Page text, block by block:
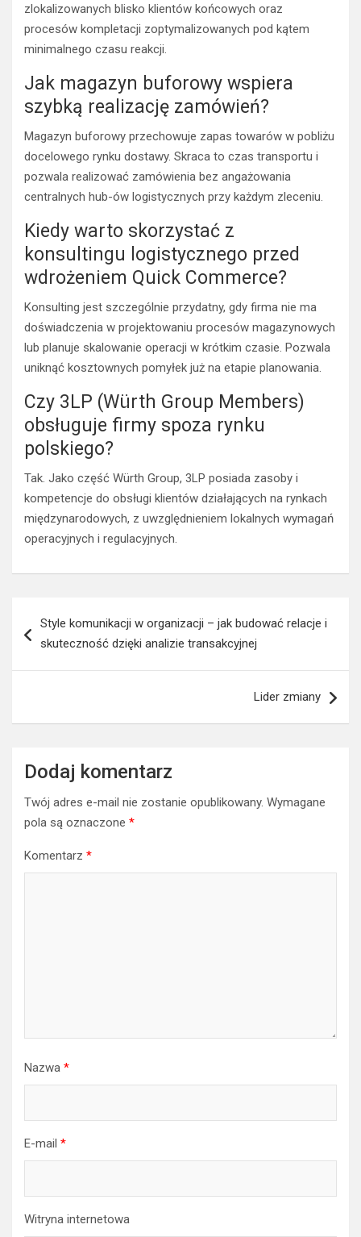
zlokalizowanych blisko klientów końcowych oraz
procesów kompletacji zoptymalizowanych pod kątem
minimalnego czasu reakcji.
Jak magazyn buforowy wspiera
szybką realizację zamówień?
Magazyn buforowy przechowuje zapas towarów w pobliżu
docelowego rynku dostawy. Skraca to czas transportu i
pozwala realizować zamówienia bez angażowania
centralnych hub-ów logistycznych przy każdym zleceniu.
Kiedy warto skorzystać z
konsultingu logistycznego przed
wdrożeniem Quick Commerce?
Konsulting jest szczególnie przydatny, gdy firma nie ma
doświadczenia w projektowaniu procesów magazynowych
lub planuje skalowanie operacji w krótkim czasie. Pozwala
uniknąć kosztownych pomyłek już na etapie planowania.
Czy 3LP (Würth Group Members)
obsługuje firmy spoza rynku
polskiego?
Tak. Jako część Würth Group, 3LP posiada zasoby i
kompetencje do obsługi klientów działających na rynkach
międzynarodowych, z uwzględnieniem lokalnych wymagań
operacyjnych i regulacyjnych.
wpisu
Style komunikacji w organizacji – jak budować relacje i
skuteczność dzięki analizie transakcyjnej
Lider zmiany
Dodaj komentarz
Twój adres e-mail nie zostanie opublikowany. Wymagane
pola są oznaczone *
Komentarz *
Nazwa *
E-mail *
Witryna internetowa